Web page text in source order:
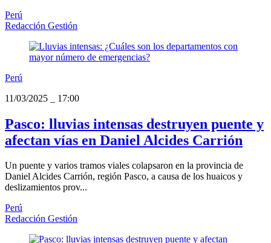
Perú
Redacción Gestión
Perú
11/03/2025
17:00
Pasco: lluvias intensas destruyen puente y
afectan vías en Daniel Alcides Carrión
Un puente y varios tramos viales colapsaron en la provincia de
Daniel Alcides Carrión, región Pasco, a causa de los huaicos y
deslizamientos prov...
Perú
Redacción Gestión